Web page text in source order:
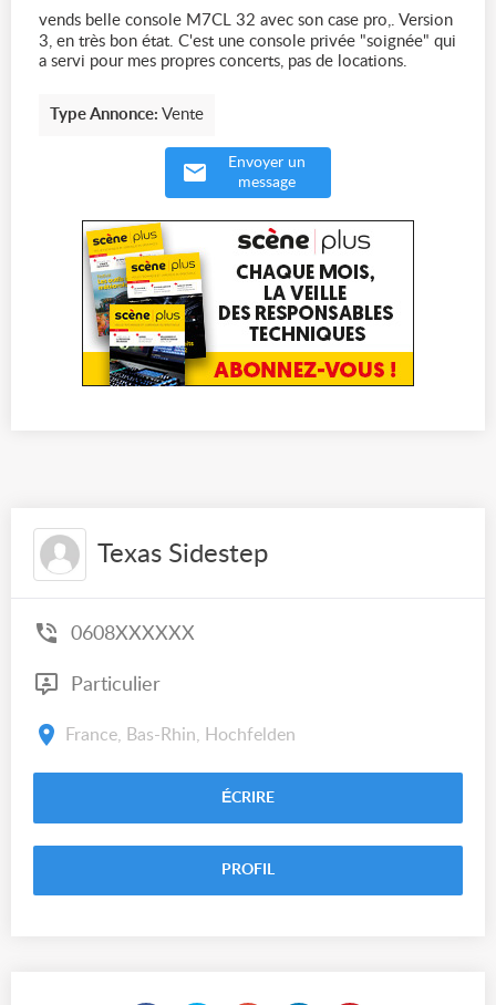
vends belle console M7CL 32 avec son case pro,. Version
3, en très bon état. C'est une console privée "soignée" qui
a servi pour mes propres concerts, pas de locations.
Type Annonce: Vente
Envoyer un
message
Texas Sidestep
0608XXXXXX
Particulier
France, Bas-Rhin, Hochfelden
ÉCRIRE
PROFIL